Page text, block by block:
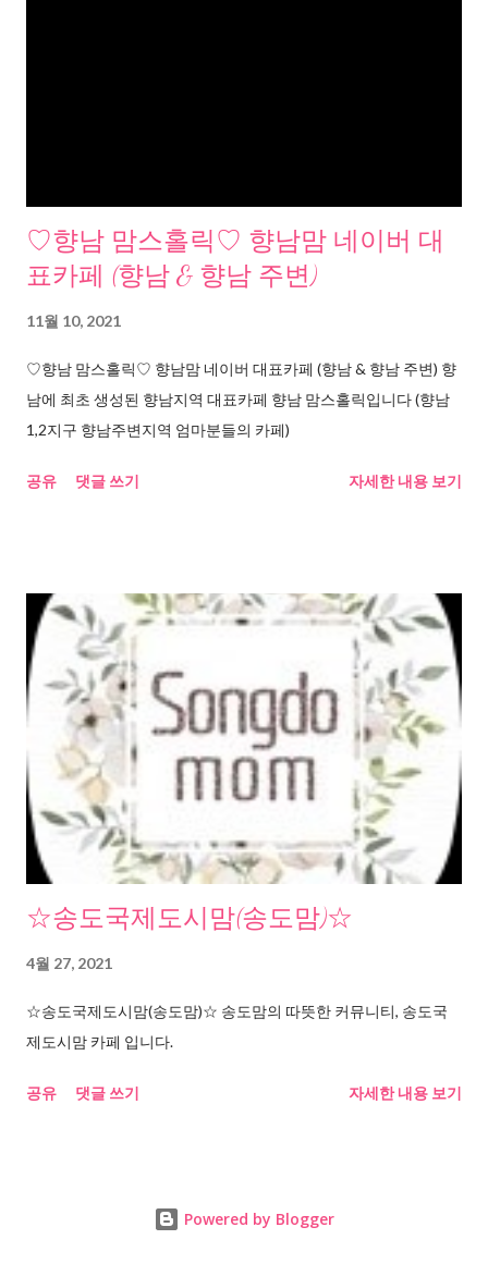
♡향남 맘스홀릭♡ 향남맘 네이버 대
표카페 (향남 & 향남 주변)
11월 10, 2021
♡향남 맘스홀릭♡ 향남맘 네이버 대표카페 (향남 & 향남 주변) 향
남에 최초 생성된 향남지역 대표카페 향남 맘스홀릭입니다 (향남
1,2지구 향남주변지역 엄마분들의 카페)
공유 댓글 쓰기 자세한 내용 보기
☆송도국제도시맘(송도맘)☆
4월 27, 2021
☆송도국제도시맘(송도맘)☆ 송도맘의 따뜻한 커뮤니티, 송도국
제도시맘 카페 입니다.
공유 댓글 쓰기 자세한 내용 보기
Powered by Blogger